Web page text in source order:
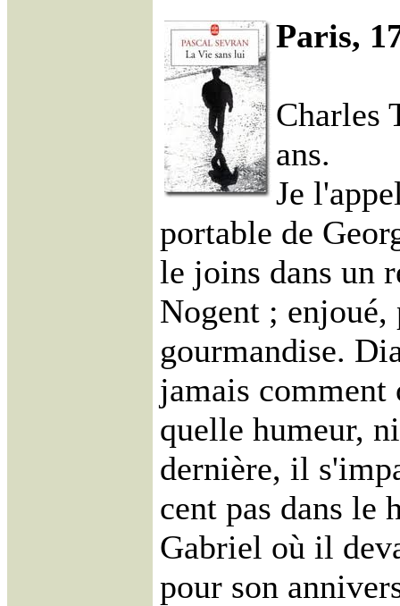
Paris,
Charles
ans.
Je
portable de
le joins dans un
Nogent ;
gourmandise.
jamais comment
quelle humeur,
dernière, il
cent pas dans le
Gabriel où il
pour son